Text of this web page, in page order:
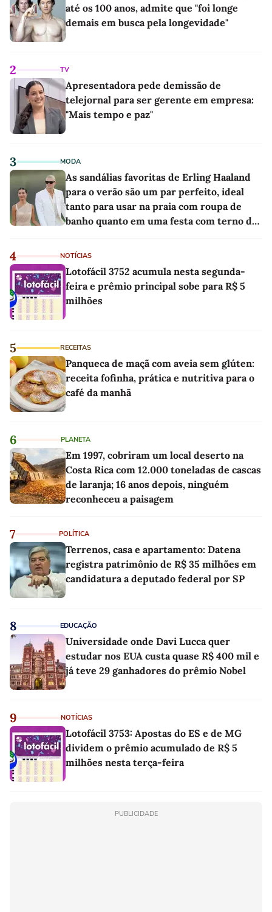
até os 100 anos, admite que "foi longe
demais em busca pela longevidade"
2 TV
Apresentadora pede demissão de
telejornal para ser gerente em empresa:
"Mais tempo e paz"
3 MODA
As sandálias favoritas de Erling Haaland
para o verão são um par perfeito, ideal
tanto para usar na praia com roupa de
banho quanto em uma festa com terno de
4 NOTÍCIAS
Lotofácil 3752 acumula nesta segunda-
feira e prêmio principal sobe para R$ 5
milhões
5 RECEITAS
Panqueca de maçã com aveia sem glúten:
receita fofinha, prática e nutritiva para o
café da manhã
6 PLANETA
Em 1997, cobriram um local deserto na
Costa Rica com 12.000 toneladas de cascas
de laranja; 16 anos depois, ninguém
reconheceu a paisagem
7 POLÍTICA
Terrenos, casa e apartamento: Datena
registra patrimônio de R$ 35 milhões em
candidatura a deputado federal por SP
8 EDUCAÇÃO
Universidade onde Davi Lucca quer
estudar nos EUA custa quase R$ 400 mil e
já teve 29 ganhadores do prêmio Nobel
9 NOTÍCIAS
Lotofácil 3753: Apostas do ES e de MG
dividem o prêmio acumulado de R$ 5
milhões nesta terça-feira
PUBLICIDADE